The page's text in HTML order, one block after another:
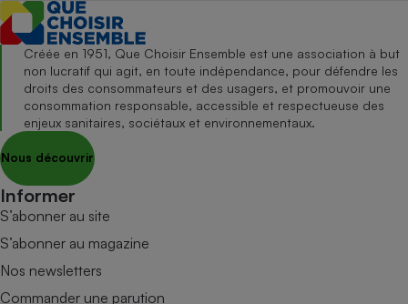
Créée en 1951, Que Choisir Ensemble est une association à but
non lucratif qui agit, en toute indépendance, pour défendre les
droits des consommateurs et des usagers, et promouvoir une
consommation responsable, accessible et respectueuse des
enjeux sanitaires, sociétaux et environnementaux.
Nous découvrir
Informer
S’abonner au site
S’abonner au magazine
Nos newsletters
Commander une parution